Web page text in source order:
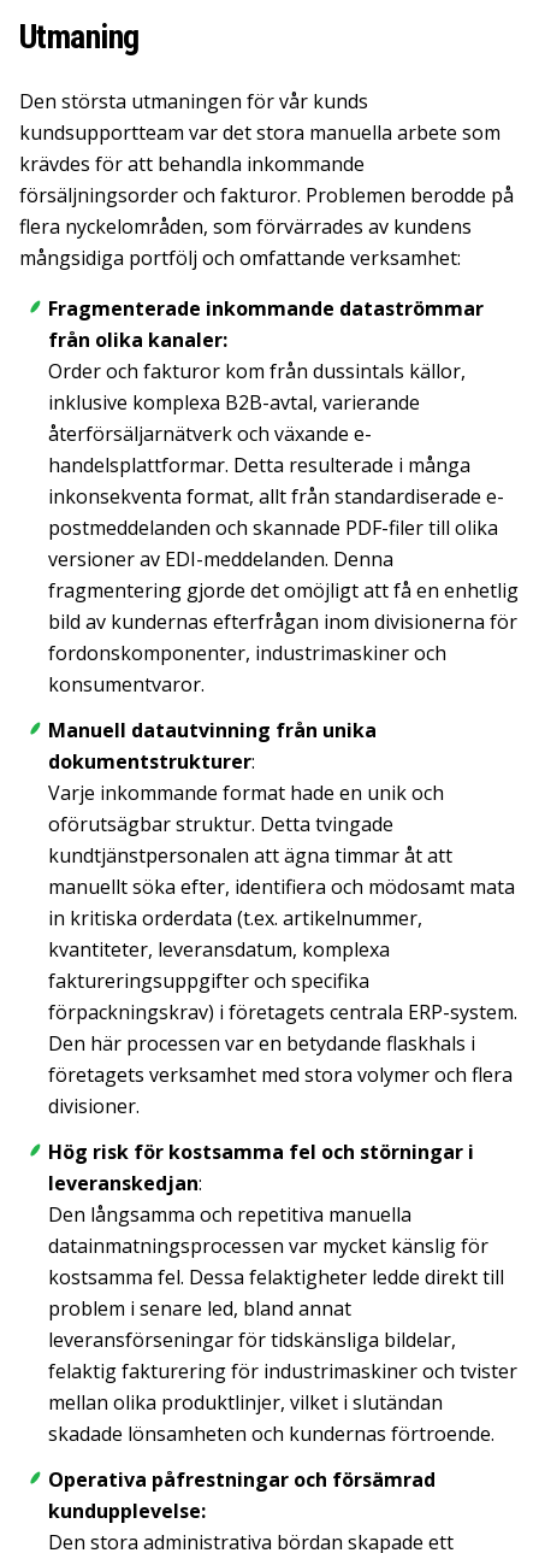
Utmaning
Den största utmaningen för vår kunds
kundsupportteam var det stora manuella arbete som
krävdes för att behandla inkommande
försäljningsorder och fakturor. Problemen berodde på
flera nyckelområden, som förvärrades av kundens
mångsidiga portfölj och omfattande verksamhet:
Fragmenterade inkommande dataströmmar
från olika kanaler:
Order och fakturor kom från dussintals källor,
inklusive komplexa B2B-avtal, varierande
återförsäljarnätverk och växande e-
handelsplattformar. Detta resulterade i många
inkonsekventa format, allt från standardiserade e-
postmeddelanden och skannade PDF-filer till olika
versioner av EDI-meddelanden. Denna
fragmentering gjorde det omöjligt att få en enhetlig
bild av kundernas efterfrågan inom divisionerna för
fordonskomponenter, industrimaskiner och
konsumentvaror.
Manuell datautvinning från unika
dokumentstrukturer:
Varje inkommande format hade en unik och
oförutsägbar struktur. Detta tvingade
kundtjänstpersonalen att ägna timmar åt att
manuellt söka efter, identifiera och mödosamt mata
in kritiska orderdata (t.ex. artikelnummer,
kvantiteter, leveransdatum, komplexa
faktureringsuppgifter och specifika
förpackningskrav) i företagets centrala ERP-system.
Den här processen var en betydande flaskhals i
företagets verksamhet med stora volymer och flera
divisioner.
Hög risk för kostsamma fel och störningar i
leveranskedjan:
Den långsamma och repetitiva manuella
datainmatningsprocessen var mycket känslig för
kostsamma fel. Dessa felaktigheter ledde direkt till
problem i senare led, bland annat
leveransförseningar för tidskänsliga bildelar,
felaktig fakturering för industrimaskiner och tvister
mellan olika produktlinjer, vilket i slutändan
skadade lönsamheten och kundernas förtroende.
Operativa påfrestningar och försämrad
kundupplevelse:
Den stora administrativa bördan skapade ett